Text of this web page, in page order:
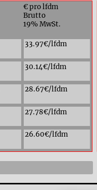
€ pro lfdm
Brutto
19% MwSt.
33.97€/lfdm
30.14€/lfdm
28.67€/lfdm
27.78€/lfdm
26.60€/lfdm